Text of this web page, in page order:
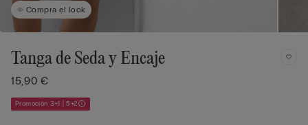
Compra el look
Tanga de Seda y Encaje
15,90 €
Promoción 3+1 | 5+2